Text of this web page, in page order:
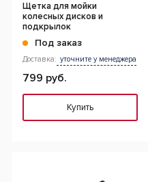
Щетка для мойки
колесных дисков и
подкрылок
Под заказ
Доставка: уточните у менеджера
799 руб.
Купить